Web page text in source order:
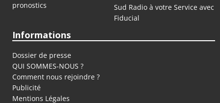
pronostics
Sud Radio à votre Service avec
Fiducial
Informations
Dossier de presse
QUI SOMMES-NOUS ?
Comment nous rejoindre ?
Publicité
Mentions Légales